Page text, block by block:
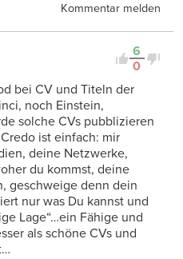
Kommentar melden
6
0
bei CV und Titeln der
noch Einstein,
solche CVs pubblizieren
ist einfach: mir
deine Netzwerke,
du kommst, deine
geschweige denn dein
nur was Du kannst und
Lage“…ein Fähige und
als schöne CVs und